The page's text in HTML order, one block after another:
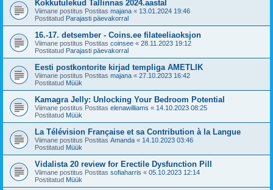
Kokkutulekud Tallinnas 2024.aastal
Viimane postitus Postitas majana « 13.01.2024 19:46
Postitatud Parajasti päevakorral
16.-17. detsember - Coins.ee filateeliaoksjon
Viimane postitus Postitas coinsee « 28.11.2023 19:12
Postitatud Parajasti päevakorral
Eesti postkontorite kirjad templiga AMETLIK
Viimane postitus Postitas majana « 27.10.2023 16:42
Postitatud Müük
Kamagra Jelly: Unlocking Your Bedroom Potential
Viimane postitus Postitas elenawilliams « 14.10.2023 08:25
Postitatud Müük
La Télévision Française et sa Contribution à la Langue
Viimane postitus Postitas Amanda « 14.10.2023 03:46
Postitatud Müük
Vidalista 20 review for Erectile Dysfunction Pill
Viimane postitus Postitas sofiaharris « 05.10.2023 12:14
Postitatud Müük